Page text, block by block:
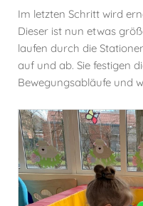
Im letzten Schritt wird
Dieser ist nun etwas
laufen durch die
auf und ab. Sie festigen
Bewegungsabläufe und